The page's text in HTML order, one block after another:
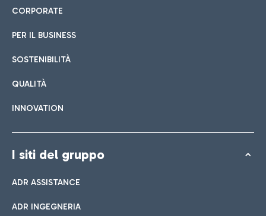
CORPORATE
PER IL BUSINESS
SOSTENIBILITÀ
QUALITÀ
INNOVATION
I siti del gruppo
ADR ASSISTANCE
ADR INGEGNERIA